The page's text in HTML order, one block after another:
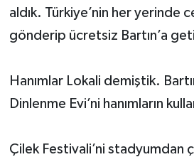
aldık. Türkiye’nin her yerinde
gönderip ücretsiz Bartın’a
Hanımlar Lokali demiştik.
Dinlenme Evi’ni hanımların
Çilek Festivali’ni stadyumdan